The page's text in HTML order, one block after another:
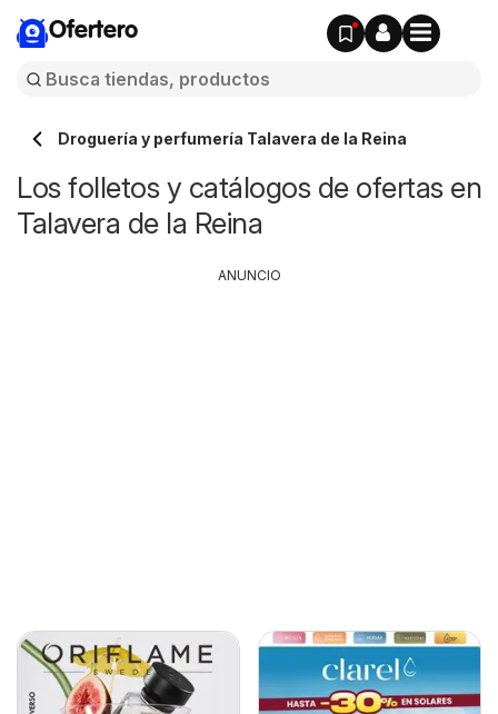
Ofertero
Droguería y perfumería Talavera de la Reina
Los folletos y catálogos de ofertas en
Talavera de la Reina
ANUNCIO